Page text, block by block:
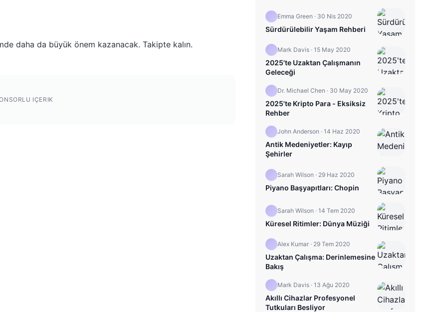
daha da büyük önem kazanacak. Takipte kalın.
IÇERIK
Emma Green · 30 Nis 2020
Sürdürülebilir Yaşam Rehberi
Mark Davis · 15 May 2020
2025'te Uzaktan Çalışmanın
Geleceği
Dr. Michael Chen · 30 May 2020
2025'te Kripto Para - Eksiksiz
Rehber
John Anderson · 14 Haz 2020
Antik Medeniyetler: Kayıp
Şehirler
Sarah Wilson · 29 Haz 2020
Piyano Başyapıtları: Chopin
Sarah Wilson · 14 Tem 2020
Küresel Ritimler: Dünya Müziği
Alex Kumar · 29 Tem 2020
Uzaktan Çalışma: Derinlemesine
Bakış
Mark Davis · 13 Ağu 2020
Akıllı Cihazlar Profesyonel
Tutkuları Besliyor